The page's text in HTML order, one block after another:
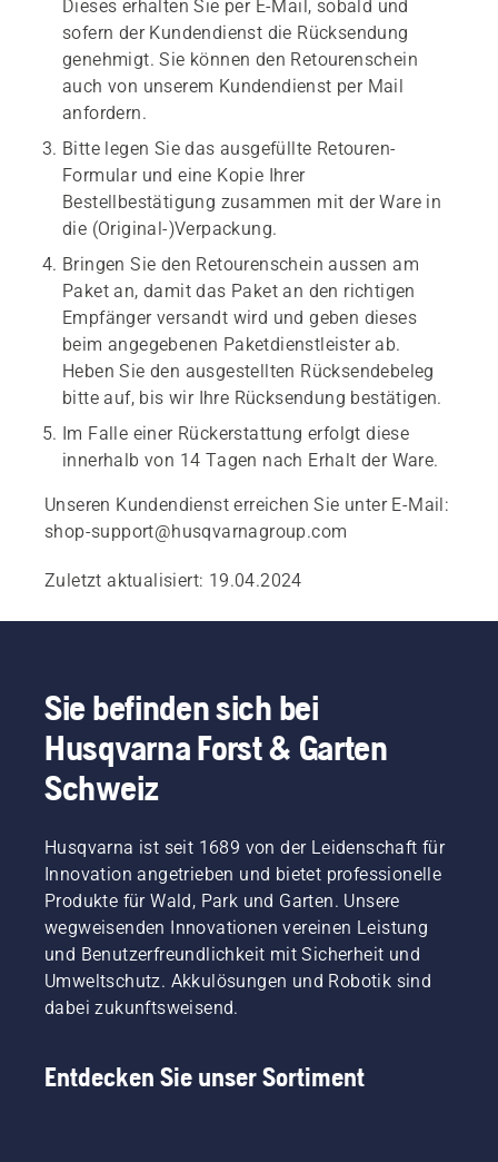
Dieses erhalten Sie per E-Mail, sobald und
sofern der Kundendienst die Rücksendung
genehmigt. Sie können den Retourenschein
auch von unserem Kundendienst per Mail
anfordern.
Bitte legen Sie das ausgefüllte Retouren-
Formular und eine Kopie Ihrer
Bestellbestätigung zusammen mit der Ware in
die (Original-)Verpackung.
Bringen Sie den Retourenschein aussen am
Paket an, damit das Paket an den richtigen
Empfänger versandt wird und geben dieses
beim angegebenen Paketdienstleister ab.
Heben Sie den ausgestellten Rücksendebeleg
bitte auf, bis wir Ihre Rücksendung bestätigen.
Im Falle einer Rückerstattung erfolgt diese
innerhalb von 14 Tagen nach Erhalt der Ware.
Unseren Kundendienst erreichen Sie unter E-Mail:
shop-support@husqvarnagroup.com
Zuletzt aktualisiert: 19.04.2024
Sie befinden sich bei
Husqvarna Forst & Garten
Schweiz
Husqvarna ist seit 1689 von der Leidenschaft für
Innovation angetrieben und bietet professionelle
Produkte für Wald, Park und Garten. Unsere
wegweisenden Innovationen vereinen Leistung
und Benutzerfreundlichkeit mit Sicherheit und
Umweltschutz. Akkulösungen und Robotik sind
dabei zukunftsweisend.
Entdecken Sie unser Sortiment